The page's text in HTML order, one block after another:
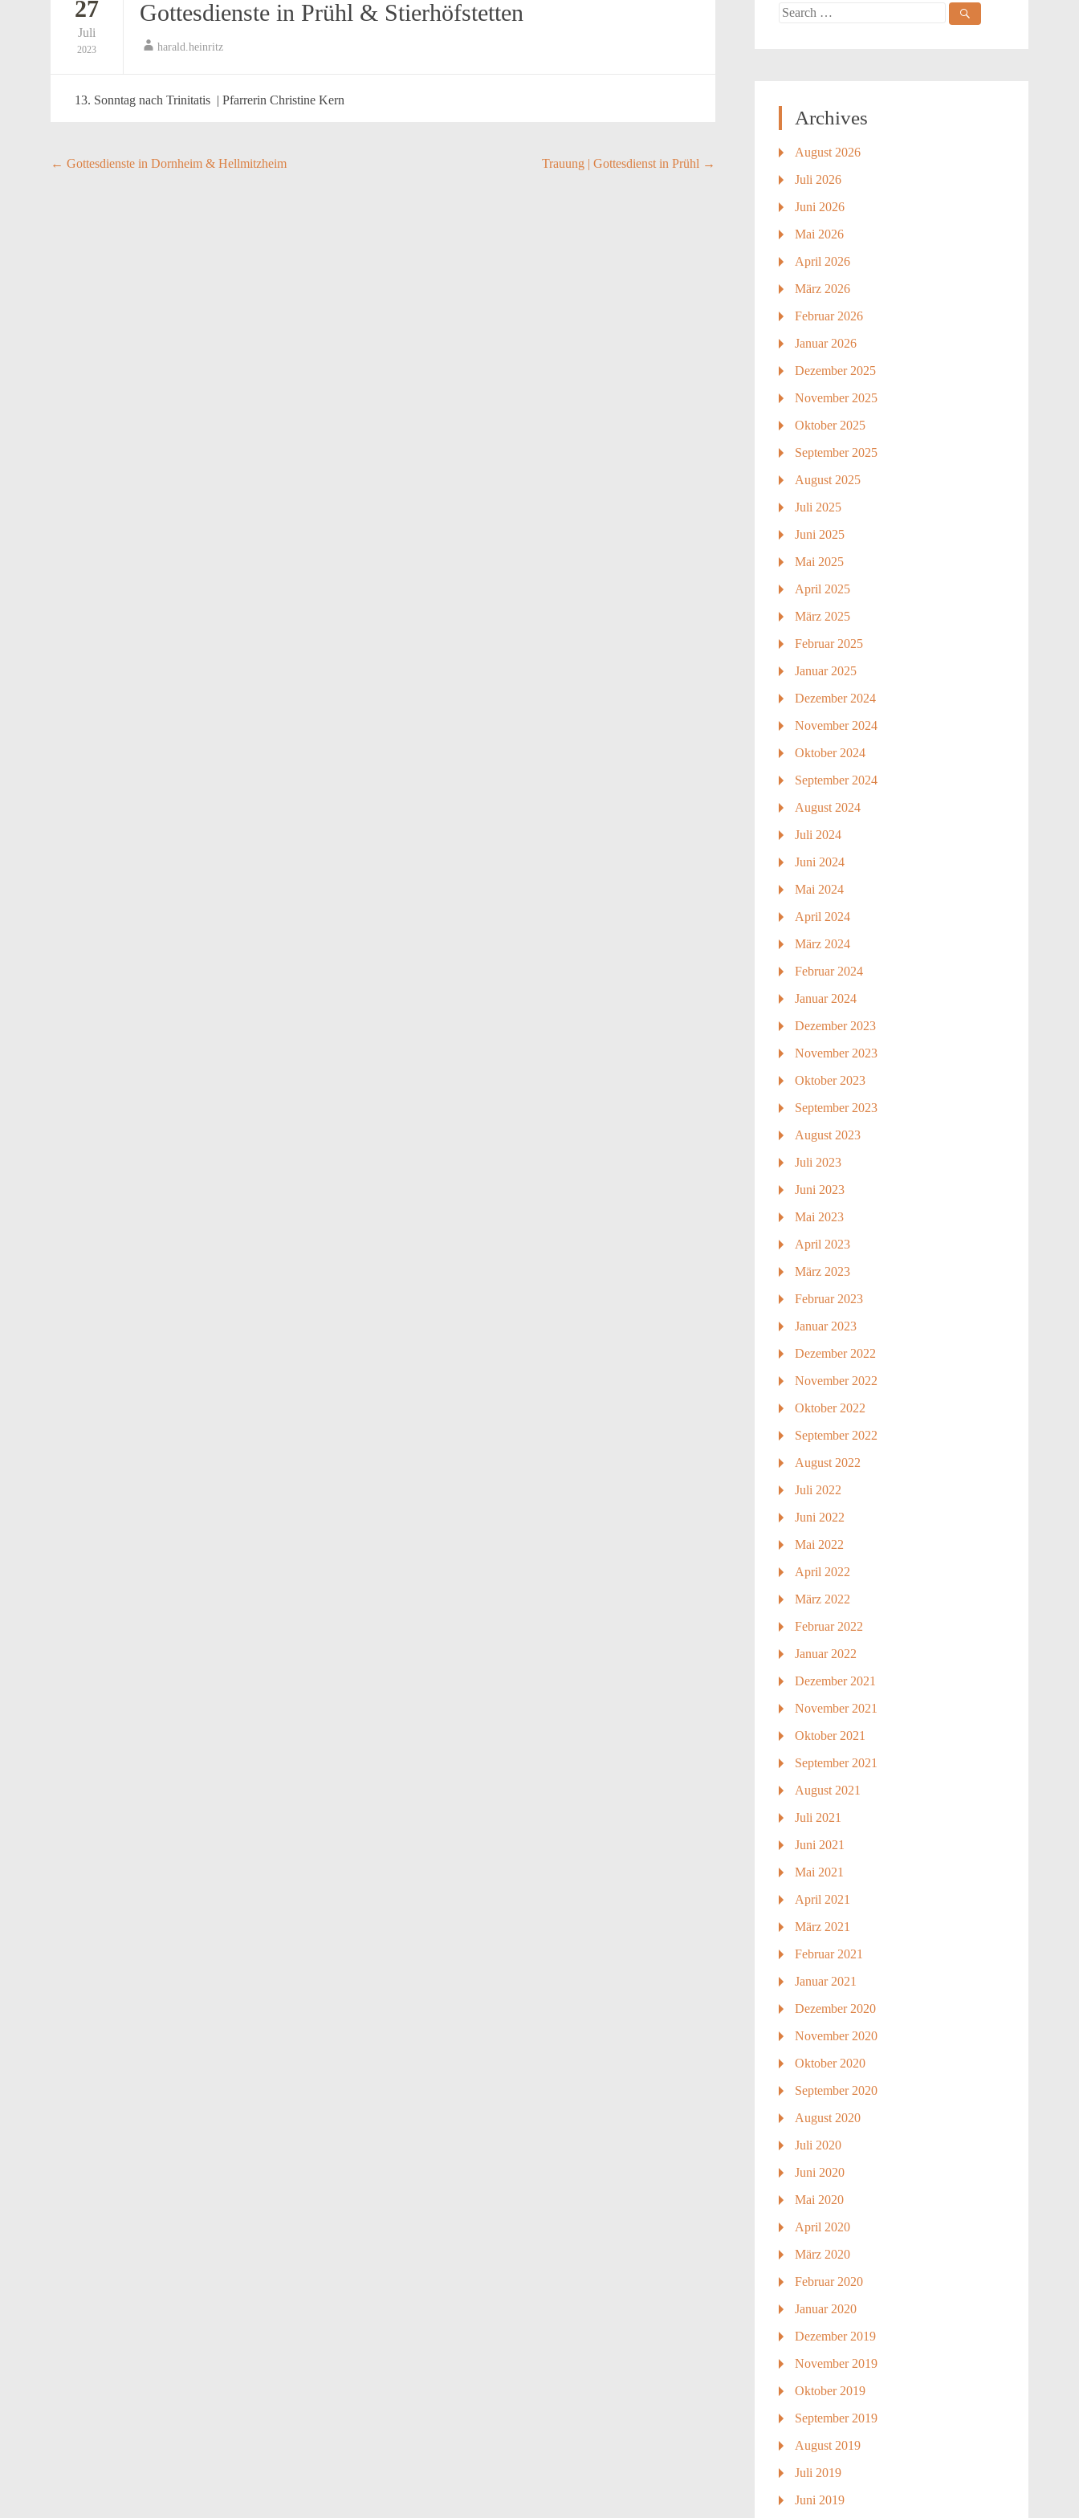
27
Juli
2023
Gottesdienste in Prühl & Stierhöfstetten
harald.heinritz
13. Sonntag nach Trinitatis | Pfarrerin Christine Kern
Post
← Gottesdienste in Dornheim & Hellmitzheim Trauung | Gottesdienst in Prühl →
Search
Archives
August 2026
Juli 2026
Juni 2026
Mai 2026
April 2026
März 2026
Februar 2026
Januar 2026
Dezember 2025
November 2025
Oktober 2025
September 2025
August 2025
Juli 2025
Juni 2025
Mai 2025
April 2025
März 2025
Februar 2025
Januar 2025
Dezember 2024
November 2024
Oktober 2024
September 2024
August 2024
Juli 2024
Juni 2024
Mai 2024
April 2024
März 2024
Februar 2024
Januar 2024
Dezember 2023
November 2023
Oktober 2023
September 2023
August 2023
Juli 2023
Juni 2023
Mai 2023
April 2023
März 2023
Februar 2023
Januar 2023
Dezember 2022
November 2022
Oktober 2022
September 2022
August 2022
Juli 2022
Juni 2022
Mai 2022
April 2022
März 2022
Februar 2022
Januar 2022
Dezember 2021
November 2021
Oktober 2021
September 2021
August 2021
Juli 2021
Juni 2021
Mai 2021
April 2021
März 2021
Februar 2021
Januar 2021
Dezember 2020
November 2020
Oktober 2020
September 2020
August 2020
Juli 2020
Juni 2020
Mai 2020
April 2020
März 2020
Februar 2020
Januar 2020
Dezember 2019
November 2019
Oktober 2019
September 2019
August 2019
Juli 2019
Juni 2019